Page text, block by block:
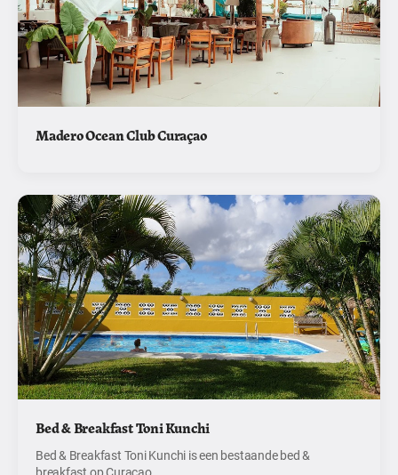
Madero Ocean Club Curaçao
Bed & Breakfast Toni Kunchi
Bed & Breakfast Toni Kunchi is een bestaande bed &